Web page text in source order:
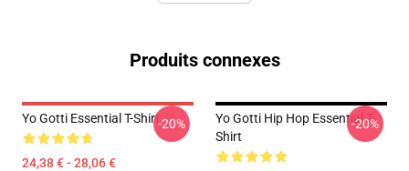
Produits connexes
Yo Gotti Essential T-Shirt
24,38 € - 28,06 €
-20%
Yo Gotti Hip Hop Essential T-
Shirt
-20%